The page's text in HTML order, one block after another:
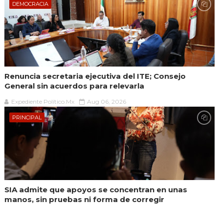
DEMOCRACIA
Renuncia secretaria ejecutiva del ITE; Consejo
General sin acuerdos para relevarla
Expediente Político.Mx Aug 06, 2026
PRINCIPAL
SIA admite que apoyos se concentran en unas
manos, sin pruebas ni forma de corregir